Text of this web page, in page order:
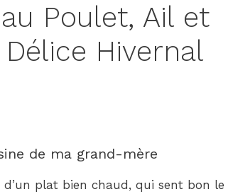
Poulet, Ail et
Hivernal
de ma grand-mère
d’un plat bien chaud, qui sent bon